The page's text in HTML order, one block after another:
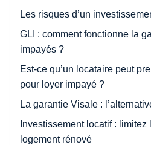
Les risques d’un
GLI : comment fonctionne la
impayés ?
Est-ce qu’un locataire peut
pour loyer impayé ?
La garantie Visale :
Investissement locatif :
logement rénové